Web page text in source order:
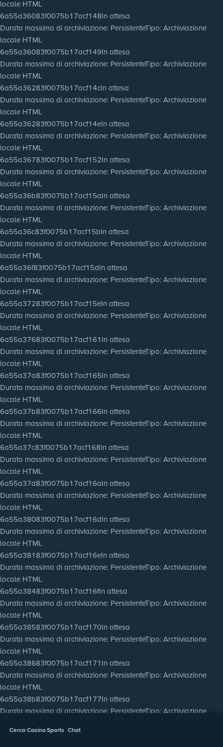
locale HTML
6a55a36083f0075b17acf148In attesa
Durata massima di archiviazione: PersistenteTipo: Archiviazione
locale HTML
6a55a36083f0075b17acf149In attesa
Durata massima di archiviazione: PersistenteTipo: Archiviazione
locale HTML
6a55a36283f0075b17acf14cIn attesa
Durata massima di archiviazione: PersistenteTipo: Archiviazione
locale HTML
6a55a36283f0075b17acf14eIn attesa
Durata massima di archiviazione: PersistenteTipo: Archiviazione
locale HTML
6a55a36783f0075b17acf152In attesa
Durata massima di archiviazione: PersistenteTipo: Archiviazione
locale HTML
6a55a36b83f0075b17acf15aIn attesa
Durata massima di archiviazione: PersistenteTipo: Archiviazione
locale HTML
6a55a36c83f0075b17acf15bIn attesa
Durata massima di archiviazione: PersistenteTipo: Archiviazione
locale HTML
6a55a36f83f0075b17acf15dIn attesa
Durata massima di archiviazione: PersistenteTipo: Archiviazione
locale HTML
6a55a37283f0075b17acf15eIn attesa
Durata massima di archiviazione: PersistenteTipo: Archiviazione
locale HTML
6a55a37683f0075b17acf161In attesa
Durata massima di archiviazione: PersistenteTipo: Archiviazione
locale HTML
6a55a37a83f0075b17acf165In attesa
Durata massima di archiviazione: PersistenteTipo: Archiviazione
locale HTML
6a55a37b83f0075b17acf166In attesa
Durata massima di archiviazione: PersistenteTipo: Archiviazione
locale HTML
6a55a37c83f0075b17acf168In attesa
Durata massima di archiviazione: PersistenteTipo: Archiviazione
locale HTML
6a55a37d83f0075b17acf16aIn attesa
Durata massima di archiviazione: PersistenteTipo: Archiviazione
locale HTML
6a55a38083f0075b17acf16dIn attesa
Durata massima di archiviazione: PersistenteTipo: Archiviazione
locale HTML
6a55a38183f0075b17acf16eIn attesa
Durata massima di archiviazione: PersistenteTipo: Archiviazione
locale HTML
6a55a38483f0075b17acf16fIn attesa
Durata massima di archiviazione: PersistenteTipo: Archiviazione
locale HTML
6a55a38583f0075b17acf170In attesa
Durata massima di archiviazione: PersistenteTipo: Archiviazione
locale HTML
6a55a38683f0075b17acf171In attesa
Durata massima di archiviazione: PersistenteTipo: Archiviazione
locale HTML
6a55a38b83f0075b17acf177In attesa
Durata massima di archiviazione: PersistenteTipo: Archiviazione
6a55a38d83f0075b17acf178
CercaCasinoSports Chat